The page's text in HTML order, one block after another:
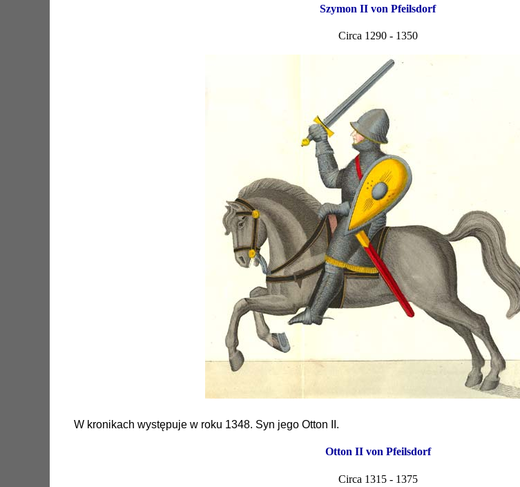
Szymon II von Pfeilsdorf
Circa 1290 - 1350
W kronikach występuje w roku 1348. Syn jego Otton II.
Otton II von Pfeilsdorf
Circa 1315 - 1375